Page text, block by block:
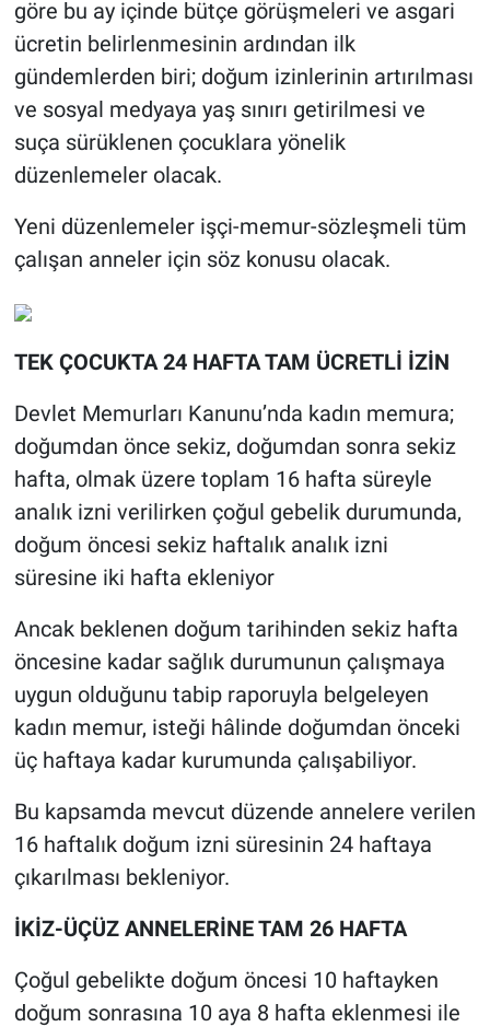
göre bu ay içinde bütçe görüşmeleri ve asgari
ücretin belirlenmesinin ardından ilk
gündemlerden biri; doğum izinlerinin artırılması
ve sosyal medyaya yaş sınırı getirilmesi ve
suça sürüklenen çocuklara yönelik
düzenlemeler olacak.
Yeni düzenlemeler işçi-memur-sözleşmeli tüm
çalışan anneler için söz konusu olacak.
TEK ÇOCUKTA 24 HAFTA TAM ÜCRETLİ İZİN
Devlet Memurları Kanunu’nda kadın memura;
doğumdan önce sekiz, doğumdan sonra sekiz
hafta, olmak üzere toplam 16 hafta süreyle
analık izni verilirken çoğul gebelik durumunda,
doğum öncesi sekiz haftalık analık izni
süresine iki hafta ekleniyor
Ancak beklenen doğum tarihinden sekiz hafta
öncesine kadar sağlık durumunun çalışmaya
uygun olduğunu tabip raporuyla belgeleyen
kadın memur, isteği hâlinde doğumdan önceki
üç haftaya kadar kurumunda çalışabiliyor.
Bu kapsamda mevcut düzende annelere verilen
16 haftalık doğum izni süresinin 24 haftaya
çıkarılması bekleniyor.
İKİZ-ÜÇÜZ ANNELERİNE TAM 26 HAFTA
Çoğul gebelikte doğum öncesi 10 haftayken
doğum sonrasına 10 aya 8 hafta eklenmesi ile